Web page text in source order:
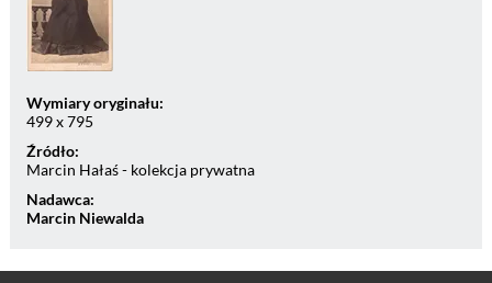
Wymiary oryginału:
499 x 795
Źródło:
Marcin Hałaś - kolekcja prywatna
Nadawca:
Marcin Niewalda